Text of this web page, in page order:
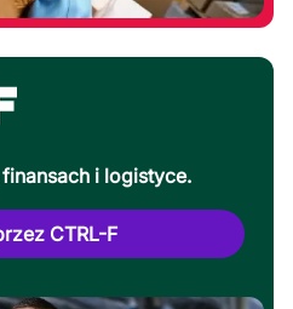
i logistyce.
CTRL-F